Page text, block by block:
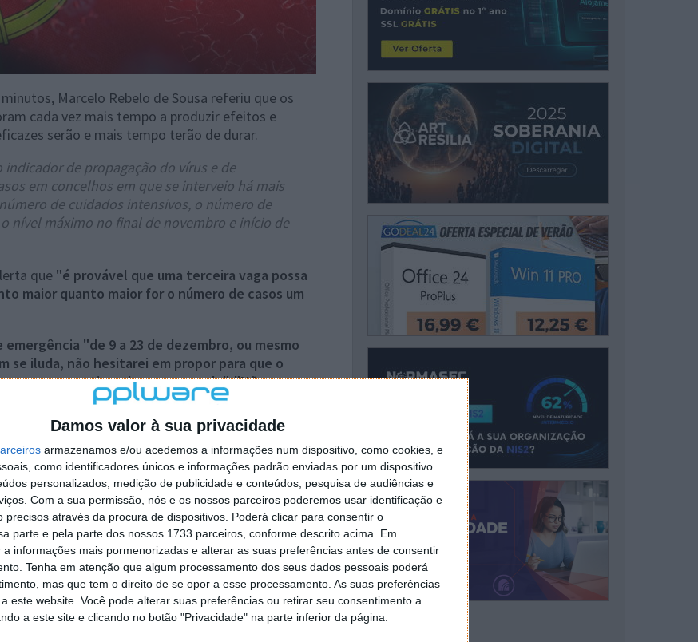
Damos valor à sua privacidade
armazenamos e/ou acedemos a informações num dispositivo, como cookies, e
como identificadores únicos e informações padrão enviadas por um dispositivo
personalizados, medição de publicidade e conteúdos, pesquisa de audiências e
Com a sua permissão, nós e os nossos parceiros poderemos usar identificação e
precisos através da procura de dispositivos. Poderá clicar para consentir o
parte e pela parte dos nossos 1733 parceiros, conforme descrito acima. Em
informações mais pormenorizadas e alterar as suas preferências antes de consentir
Tenha em atenção que algum processamento dos seus dados pessoais poderá
mas que tem o direito de se opor a esse processamento. As suas preferências
este website. Você pode alterar suas preferências ou retirar seu consentimento a
a este site e clicando no botão "Privacidade" na parte inferior da página.
Marcelo Rebelo de Sousa referiu que os
cada vez mais tempo a produzir efeitos e
serão e mais tempo terão de durar.
de propagação do vírus e de
em concelhos em que se interveio há mais
de cuidados intensivos, o número de
nível máximo no final de novembro e início de
que "é provável que uma terceira vaga possa
maior quanto maior for o número de casos um
"de 9 a 23 de dezembro, ou mesmo
se iluda, não hesitarei em propor para que o
o que tiver de ser aprovado"."Não
também que os julgamentos se façam apenas
haverá, nomeadamente momentos eleitorais"